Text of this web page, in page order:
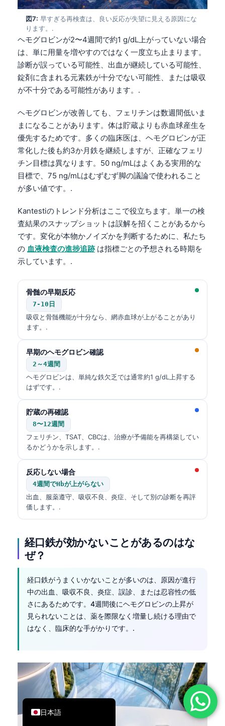
図7: 早すぎる再検査は、良い反応が失望に見える原因にな
ります。.
ヘモグロビンが2〜4週間で約1 g/dL上がっていない場合
は、単に用量を増やすのではなく一度立ち止まります。
診断が誤っている可能性、出血が継続している可能性、
錠剤に含まれる元素鉄が十分でない可能性、または吸収
が不十分である可能性があります。.
ヘモグロビンが改善しても、フェリチンは数週間低いま
まになることがあります。体は貯蔵よりも赤血球産生を
優先するためです。多くの臨床医は、ヘモグロビンが正
常化した後も約3か月鉄を継続しますが、正確なフェリ
チン目標は異なります。50 ng/mLはよくある実用的な
目標で、75 ng/mLはむずむず脚の議論で使われること
が多い値です。.
Kantestiのトレンド分析はここで役立ちます。単一の検
査結果のスナップショットは誤解を招くことがあるから
です。変化が本物かノイズかを判断するために、私たち
の 血液検査の進捗追跡 は指標ごとの予想される時期を
示しています。.
骨髄の早期反応
7-10日
吸収と骨髄機能が十分なら、網赤血球が上がることがあり
ます。.
早期のヘモグロビン確認
2～4週間
ヘモグロビンは、単純な鉄欠乏では通常約1 g/dL上昇する
はずです。.
貯蔵の再確認
8〜12週間
フェリチン、TSAT、CBCは、治療が予備能を再構築してい
るかどうかを示します。.
反応しない場合
4週間でHbが上がらない
出血、服薬遵守、吸収不良、炎症、そして別の診断を再評
価します。.
経口鉄が効かないことがあるのはな
ぜ？
経口鉄がうまくいかないことが多いのは、原因が進行
中の出血、吸収不良、炎症、誤診、または忍容性の低
さにあるためです。4週間後にヘモグロビンの上昇が
見られないことは、薬を際限なく増量し続ける理由で
はなく、臨床的な手がかりです。.
日本語
English
Deutsch
العربية
עִבְרִית
Italiano
Español
Português
Türkçe
简体中文
فارسی
Български
Dansk
Nederlands
हिन्दी
Bahasa Indonesia
Íslenska
Српски језик
Bosanski
Azərbaycan dili
Eesti
Čeština
ქართული
Русский
Lietuvių kalba
Polski
Slovenščina
Magyar
Shqip
বাংলা
اردو
తెలుగు
தமிழ்
ગુજરાતી
ಕನ್ನಡ
മലയാളം